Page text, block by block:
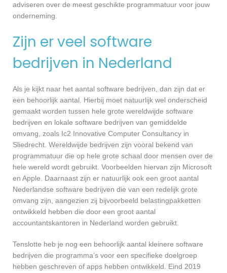
adviseren over de meest geschikte programmatuur voor jouw
onderneming.
Zijn er veel software
bedrijven in Nederland
Als je kijkt naar het aantal software bedrijven, dan zijn dat er
een behoorlijk aantal. Hierbij moet natuurlijk wel onderscheid
gemaakt worden tussen hele grote wereldwijde software
bedrijven en lokale software bedrijven van gemiddelde
omvang, zoals Ic2 Innovative Computer Consultancy in
Sliedrecht. Wereldwijde bedrijven zijn vooral bekend van
programmatuur die op hele grote schaal door mensen over de
hele wereld wordt gebruikt. Voorbeelden hiervan zijn Microsoft
en Apple. Daarnaast zijn er natuurlijk ook een groot aantal
Nederlandse software bedrijven die van een redelijk grote
omvang zijn, aangezien zij bijvoorbeeld belastingpakketten
ontwikkeld hebben die door een groot aantal
accountantskantoren in Nederland worden gebruikt.
Tenslotte heb je nog een behoorlijk aantal kleinere software
bedrijven die programma’s voor een specifieke doelgroep
hebben geschreven of apps hebben ontwikkeld. Eind 2019